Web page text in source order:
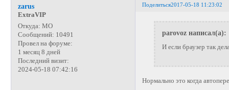
Поделиться2017-05-18 11:23:02
zarus
ExtraVIP
Откуда: МО
Сообщений: 10491
Провел на форуме:
1 месяц 8 дней
Последний визит:
2024-05-18 07:42:16
parovoz написал(а):
И если браузер так
Нормально это когда